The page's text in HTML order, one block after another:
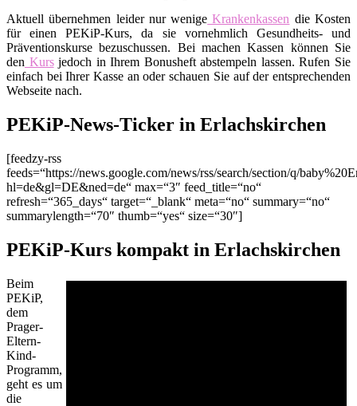
Aktuell übernehmen leider nur wenige Krankenkassen die Kosten
für einen PEKiP-Kurs, da sie vornehmlich Gesundheits- und
Präventionskurse bezuschussen. Bei machen Kassen können Sie
den Kursjedoch in Ihrem Bonusheft abstempeln lassen. Rufen Sie
einfach bei Ihrer Kasse an oder schauen Sie auf der entsprechenden
Webseite nach.
PEKiP-News-Ticker in Erlachskirchen
[feedzy-rss
feeds=“https://news.google.com/news/rss/search/section/q/
hl=de&gl=DE&ned=de“ max=“3″ feed_title=“no“
refresh=“365_days“ target=“_blank“ meta=“no“ summary=“no“
summarylength=“70″ thumb=“yes“ size=“30″]
PEKiP-Kurs kompakt in Erlachskirchen
Beim
PEKiP,
dem
Prager-
Eltern-
Kind-
Programm,
geht es um
die